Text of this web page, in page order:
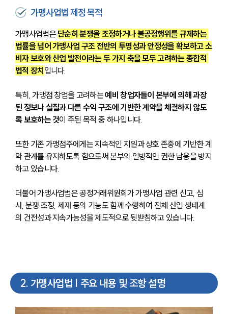
가맹사업법 제정 목적
가맹사업법은 단순히 분쟁을 조정하거나 불공정행위를 규제하는
법률을 넘어 가맹사업 구조 전반의 투명성과 안정성을 확보하고 소
비자 보호와 산업 발전이라는 두 가지 축을 모두 고려하는 종합적
법적 장치입니다.
특히, 가맹점 창업을 고려하는 예비 창업자들이 본부에 의해 과장
된 정보나 실질과 다른 수익 구조에 기반한 계약을 체결하지 않도
록 보호하는 것이 주된 목적 중 하나입니다.
또한 기존 가맹점주에게는 지속적인 지원과 상호 존중에 기반한 계
약 관계를 유지하도록 함으로써 본부의 일방적인 권한 남용을 방지
하고 있습니다.
더불어 가맹사업법은 공정거래위원회가 가맹사업 관련 신고, 심
사, 분쟁 조정, 제재 등의 기능도 함께 수행하여 전체 산업 생태계
의 건전성과 지속가능성을 제도적으로 뒷받침하고 있습니다.
2. 가맹사업법 | 주요 내용 및 조항 설명